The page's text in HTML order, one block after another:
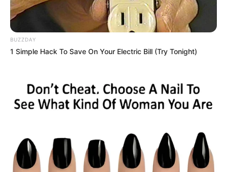
BUZZDAY
1 Simple Hack To Save On Your Electric Bill (Try Tonight)